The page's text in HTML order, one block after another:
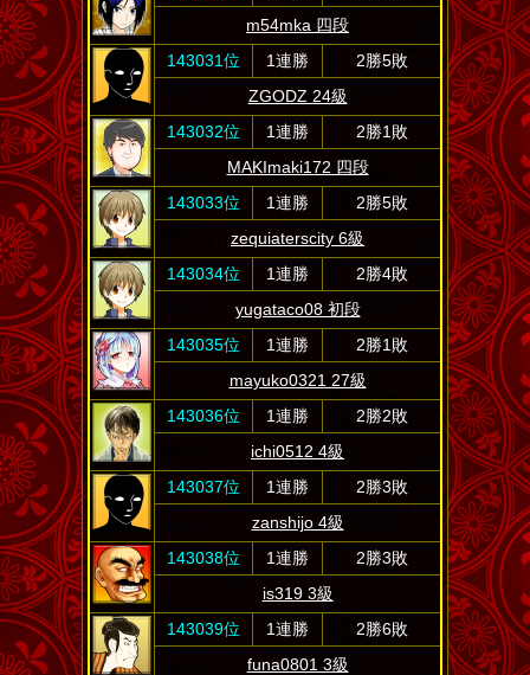
m54mka 四段
143031位
1連勝
2勝5敗
ZGODZ 24級
143032位
1連勝
2勝1敗
MAKImaki172 四段
143033位
1連勝
2勝5敗
zequiaterscity 6級
143034位
1連勝
2勝4敗
yugataco08 初段
143035位
1連勝
2勝1敗
mayuko0321 27級
143036位
1連勝
2勝2敗
ichi0512 4級
143037位
1連勝
2勝3敗
zanshijo 4級
143038位
1連勝
2勝3敗
is319 3級
143039位
1連勝
2勝6敗
funa0801 3級